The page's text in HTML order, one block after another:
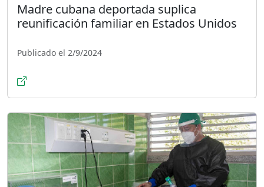
Madre cubana deportada suplica
reunificación familiar en Estados Unidos
Publicado el 2/9/2024